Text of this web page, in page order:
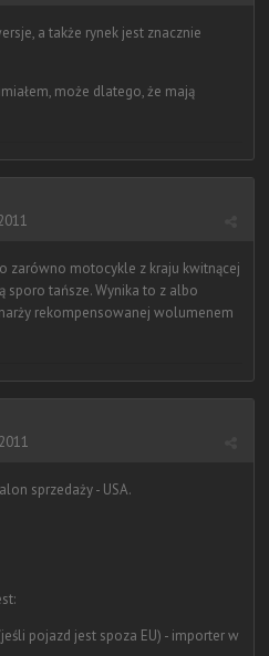
a także rynek jest znacznie
może dlatego, że mają
zarówno motocykle z kraju kwitnącej
sporo tańsze. Wynika to z albo
rekompensowanej wolumenem
sprzedaży - USA.
pojazd jest spoza EU) - importer w